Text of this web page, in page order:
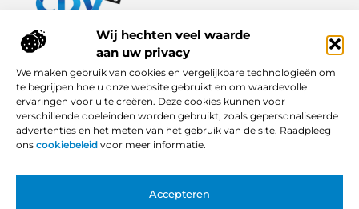
Wij hechten veel waarde
aan uw privacy
We maken gebruik van cookies en vergelijkbare technologieën om
te begrijpen hoe u onze website gebruikt en om waardevolle
ervaringen voor u te creëren. Deze cookies kunnen voor
verschillende doeleinden worden gebruikt, zoals gepersonaliseerde
advertenties en het meten van het gebruik van de site. Raadpleeg
ons cookiebeleid voor meer informatie.
Accepteren
Van praktische tips tot inspirerende verhalen – alles op Cdv-
Ontdek een breed scala aan blogs en artikelen die je dagelijks
leven verrijken, van handige adviezen tot boeiende inzichten.
Bericht categorie
Onze informatie